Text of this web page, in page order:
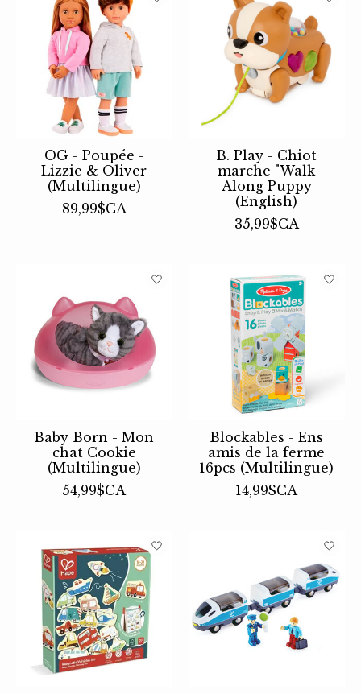
OG - Poupée -
Lizzie & Oliver
(Multilingue)
89,99$CA
B. Play - Chiot
marche "Walk
Along Puppy
(English)
35,99$CA
Baby Born - Mon
chat Cookie
(Multilingue)
54,99$CA
Blockables - Ens
amis de la ferme
16pcs (Multilingue)
14,99$CA